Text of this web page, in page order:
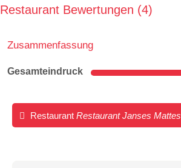
Restaurant Bewertungen 4
Zusammenfassung
Gesamteindruck
Restaurant Restaurant Janses Mattes